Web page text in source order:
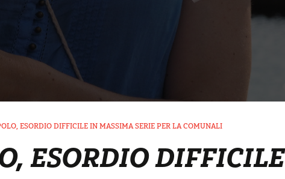
ESORDIO DIFFICILE IN MASSIMA SERIE PER LA COMUNALI
ESORDIO DIFFICILE